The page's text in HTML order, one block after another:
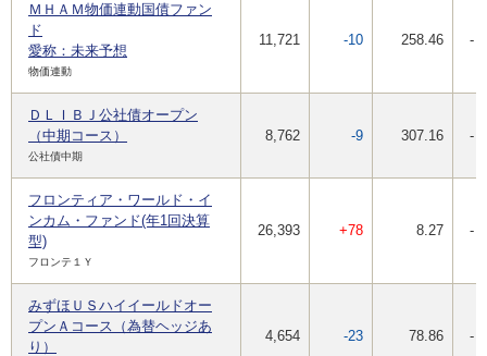
ＭＨＡＭ物価連動国債ファン
ド
愛称：未来予想
物価連動
11,721 -10 258.46 -
ＤＬＩＢＪ公社債オープン
（中期コース）
公社債中期
8,762 -9 307.16 -
フロンティア・ワールド・イ
ンカム・ファンド(年1回決算
型)
フロンテ１Ｙ
26,393 +78 8.27 -
みずほＵＳハイイールドオー
プンＡコース（為替ヘッジあ
り）
4,654 -23 78.86 -